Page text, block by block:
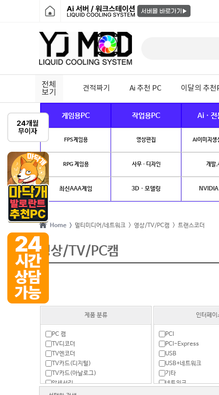
전체
보기
견적짜기 Ai 추천 PC 이달의 추천
게임용PC 작업용PC Ai · 전
FPS게임용 영상편집 AI이미지생
RPG 게임용 사무 · 디자인 개발.
최신AAA게임 3D · 모델링
Home > 멀티미디어/네트워크 > 영상/TV/PC캠 > 트랜스코더
영상/TV/PC캠
제품 분류
PC 캠
TV디코더
TV엔코더
TV카드(디지털)
TV카드(아날로그)
악세서리
영상편집장치
인터페이
PCI
PCI-Express
USB
USB+네트워크
기타
네트워크